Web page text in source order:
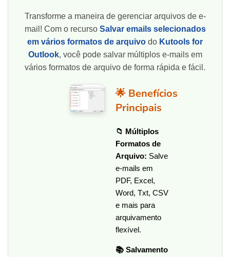
Transforme a maneira de gerenciar arquivos de e-
mail! Com o recurso Salvar emails selecionados
em vários formatos de arquivo do Kutools for
Outlook, você pode salvar múltiplos e-mails em
vários formatos de arquivo de forma rápida e fácil.
🌟 Benefícios
Principais
📁 Múltiplos
Formatos de
Arquivo: Salve
e-mails em
PDF, Excel,
Word, Txt, CSV
e mais para
arquivamento
flexível.
📚 Salvamento